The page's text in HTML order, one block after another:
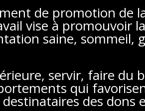
de promotion de
vise à promouvoir
saine, sommeil,
servir, faire du
qui
des dons